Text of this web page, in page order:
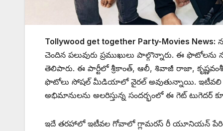
Tollywood get together Party-Movies News:
చెందిన పలువురు ప్రముఖులు పాల్గొన్నారు. ఈ
తెలిపారు. ఈ పార్టీలో శ్రీకాంత్, ఆలీ, శివాజీ రాజా,
ఫొటోలు సోషల్ మీడియాలో వైరల్ అవుతున్నాయి. ఇటీవలి
అభిమానులను అలరిస్తున్న సందర్భంలో ఈ గెట్
ఇదే తరహాలో ఇటీవల గోవాలో గ్లామరస్ రీ యూనియన్ పేరిట